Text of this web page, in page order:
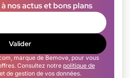
nos actus et bons plans
Valider
marque de Bemove, pour vous
Consultez notre politique de
de gestion de vos données.